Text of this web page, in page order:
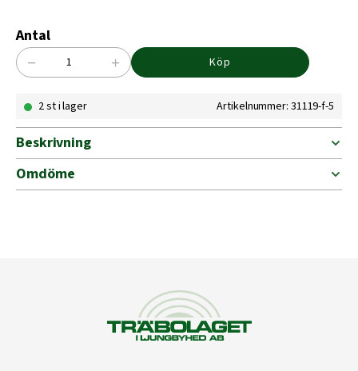
Antal
Sticksågsblad
90mm
− + Köp
2 st i lager Artikelnummer: 31119-f-5
Beskrivning
Omdöme